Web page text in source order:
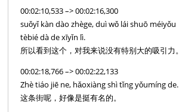
00:02:10,533 –> 00:02:16,300
suǒyǐ kàn dào zhège, duì wǒ lái shuō méiyǒu
tèbié dà de xīyǐn lì.
所以看到这个，对我来说没有特别大的吸引力。
00:02:18,766 –> 00:02:22,133
Zhè tiáo jiē ne, hǎoxiàng shì tǐng yǒumíng de.
这条街呢，好像是挺有名的。